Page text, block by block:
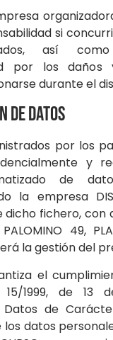
si
así
por los daños
durante el
de datos
por los
y
de
la empresa
dicho fichero, con
49,
la gestión del
el
15/1999, de 13
Datos de
datos